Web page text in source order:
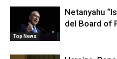
Top News
Netanyahu
del Board of